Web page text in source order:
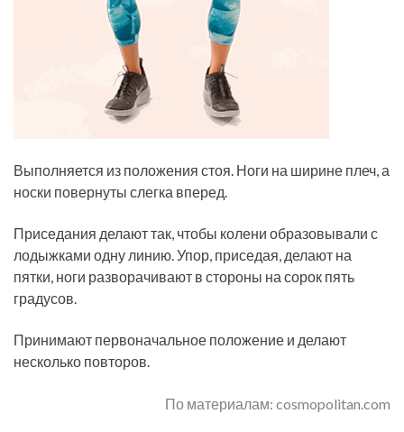
Выполняется из положения стоя. Ноги на ширине плеч, а
носки повернуты слегка вперед.
Приседания делают так, чтобы колени образовывали с
лодыжками одну линию. Упор, приседая, делают на
пятки, ноги разворачивают в стороны на сорок пять
градусов.
Принимают первоначальное положение и делают
несколько повторов.
По материалам: cosmopolitan.com